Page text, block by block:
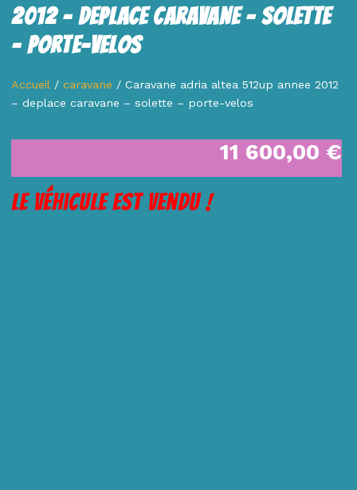
2012 – Deplace Caravane – Solette
– Porte-Velos
Accueil /caravane / Caravane adria altea 512up annee 2012
– deplace caravane – solette – porte-velos
11 600,00 €
Le véhicule est vendu !